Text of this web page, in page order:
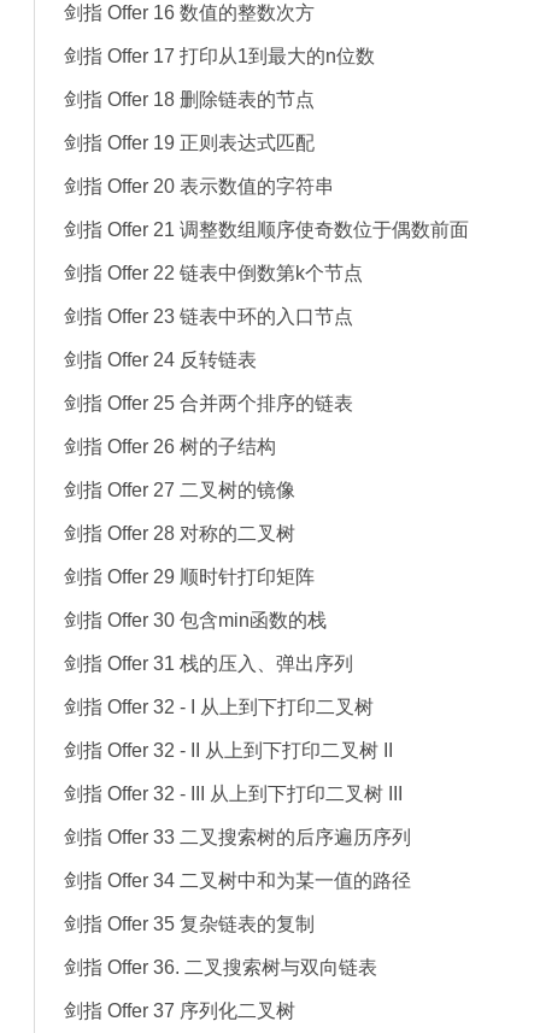
剑指 Offer 16 数值的整数次方
剑指 Offer 17 打印从1到最大的n位数
剑指 Offer 18 删除链表的节点
剑指 Offer 19 正则表达式匹配
剑指 Offer 20 表示数值的字符串
剑指 Offer 21 调整数组顺序使奇数位于偶数前面
剑指 Offer 22 链表中倒数第k个节点
剑指 Offer 23 链表中环的入口节点
剑指 Offer 24 反转链表
剑指 Offer 25 合并两个排序的链表
剑指 Offer 26 树的子结构
剑指 Offer 27 二叉树的镜像
剑指 Offer 28 对称的二叉树
剑指 Offer 29 顺时针打印矩阵
剑指 Offer 30 包含min函数的栈
剑指 Offer 31 栈的压入、弹出序列
剑指 Offer 32 - I 从上到下打印二叉树
剑指 Offer 32 - II 从上到下打印二叉树 II
剑指 Offer 32 - III 从上到下打印二叉树 III
剑指 Offer 33 二叉搜索树的后序遍历序列
剑指 Offer 34 二叉树中和为某一值的路径
剑指 Offer 35 复杂链表的复制
剑指 Offer 36. 二叉搜索树与双向链表
剑指 Offer 37 序列化二叉树